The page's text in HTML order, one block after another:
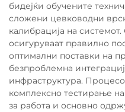
бидејќи обучените
сложени цевководни
калибрација на
осигуруваат правилно
оптимални поставки на
безпроблемна
инфраструктура.
комплексно тестирање
за работа и основно